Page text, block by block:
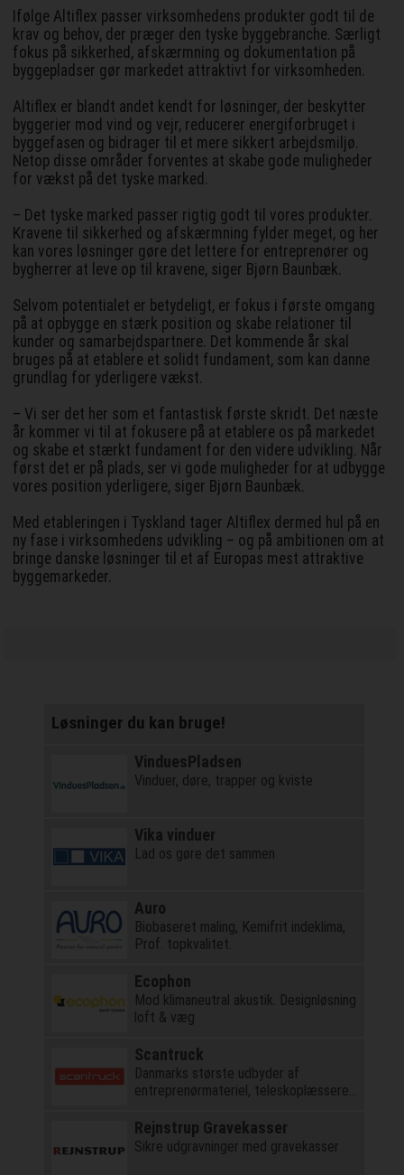
Ifølge Altiflex passer virksomhedens produkter godt til de
krav og behov, der præger den tyske byggebranche. Særligt
fokus på sikkerhed, afskærmning og dokumentation på
byggepladser gør markedet attraktivt for virksomheden.
Altiflex er blandt andet kendt for løsninger, der beskytter
byggerier mod vind og vejr, reducerer energiforbruget i
byggefasen og bidrager til et mere sikkert arbejdsmiljø.
Netop disse områder forventes at skabe gode muligheder
for vækst på det tyske marked.
– Det tyske marked passer rigtig godt til vores produkter.
Kravene til sikkerhed og afskærmning fylder meget, og her
kan vores løsninger gøre det lettere for entreprenører og
bygherrer at leve op til kravene, siger Bjørn Baunbæk.
Selvom potentialet er betydeligt, er fokus i første omgang
på at opbygge en stærk position og skabe relationer til
kunder og samarbejdspartnere. Det kommende år skal
bruges på at etablere et solidt fundament, som kan danne
grundlag for yderligere vækst.
– Vi ser det her som et fantastisk første skridt. Det næste
år kommer vi til at fokusere på at etablere os på markedet
og skabe et stærkt fundament for den videre udvikling. Når
først det er på plads, ser vi gode muligheder for at udbygge
vores position yderligere, siger Bjørn Baunbæk.
Med etableringen i Tyskland tager Altiflex dermed hul på en
ny fase i virksomhedens udvikling – og på ambitionen om at
bringe danske løsninger til et af Europas mest attraktive
byggemarkeder.
Løsninger du kan bruge!
VinduesPladsen
Vinduer, døre, trapper og kviste
Vika vinduer
Lad os gøre det sammen
Auro
Biobaseret maling, Kemifrit indeklima,
Prof. topkvalitet.
Ecophon
Mod klimaneutral akustik. Designløsning
loft & væg
Scantruck
Danmarks største udbyder af
entreprenørmateriel, teleskoplæssere
Rejnstrup Gravekasser
Sikre udgravninger med gravekasser